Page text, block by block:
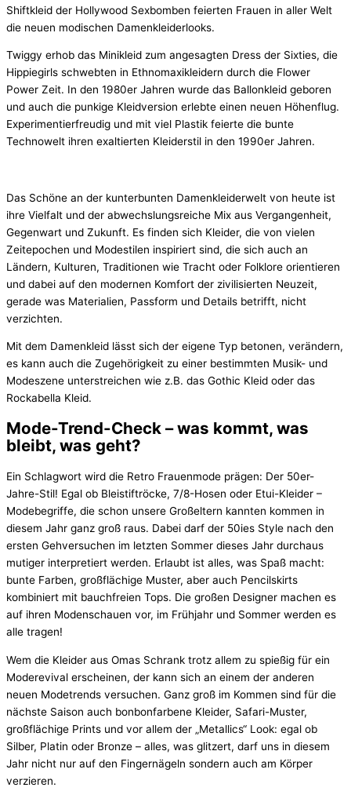
Shiftkleid der Hollywood Sexbomben feierten Frauen in aller Welt
die neuen modischen Damenkleiderlooks.
Twiggy erhob das Minikleid zum angesagten Dress der Sixties, die
Hippiegirls schwebten in Ethnomaxikleidern durch die Flower
Power Zeit. In den 1980er Jahren wurde das Ballonkleid geboren
und auch die punkige Kleidversion erlebte einen neuen Höhenflug.
Experimentierfreudig und mit viel Plastik feierte die bunte
Technowelt ihren exaltierten Kleiderstil in den 1990er Jahren.
Das Schöne an der kunterbunten Damenkleiderwelt von heute ist
ihre Vielfalt und der abwechslungsreiche Mix aus Vergangenheit,
Gegenwart und Zukunft. Es finden sich Kleider, die von vielen
Zeitepochen und Modestilen inspiriert sind, die sich auch an
Ländern, Kulturen, Traditionen wie Tracht oder Folklore orientieren
und dabei auf den modernen Komfort der zivilisierten Neuzeit,
gerade was Materialien, Passform und Details betrifft, nicht
verzichten.
Mit dem Damenkleid lässt sich der eigene Typ betonen, verändern,
es kann auch die Zugehörigkeit zu einer bestimmten Musik- und
Modeszene unterstreichen wie z.B. das Gothic Kleid oder das
Rockabella Kleid.
Mode-Trend-Check – was kommt, was
bleibt, was geht?
Ein Schlagwort wird die Retro Frauenmode prägen: Der 50er-
Jahre-Stil! Egal ob Bleistiftröcke, 7/8-Hosen oder Etui-Kleider –
Modebegriffe, die schon unsere Großeltern kannten kommen in
diesem Jahr ganz groß raus. Dabei darf der 50ies Style nach den
ersten Gehversuchen im letzten Sommer dieses Jahr durchaus
mutiger interpretiert werden. Erlaubt ist alles, was Spaß macht:
bunte Farben, großflächige Muster, aber auch Pencilskirts
kombiniert mit bauchfreien Tops. Die großen Designer machen es
auf ihren Modenschauen vor, im Frühjahr und Sommer werden es
alle tragen!
Wem die Kleider aus Omas Schrank trotz allem zu spießig für ein
Moderevival erscheinen, der kann sich an einem der anderen
neuen Modetrends versuchen. Ganz groß im Kommen sind für die
nächste Saison auch bonbonfarbene Kleider, Safari-Muster,
großflächige Prints und vor allem der „Metallics“ Look: egal ob
Silber, Platin oder Bronze – alles, was glitzert, darf uns in diesem
Jahr nicht nur auf den Fingernägeln sondern auch am Körper
verzieren.